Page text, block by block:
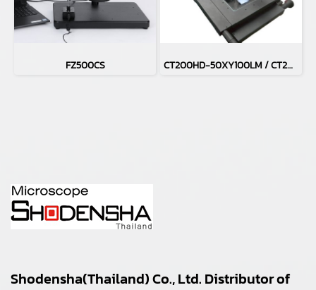
FZ500CS CT200HD-50XY100LM / CT200HD-H50XY100LM
Shodensha(Thailand) Co., Ltd. Distributor of